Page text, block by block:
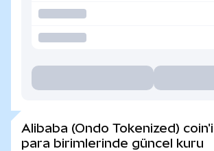
Alibaba (Ondo Tokenized)
para birimlerinde güncel kuru